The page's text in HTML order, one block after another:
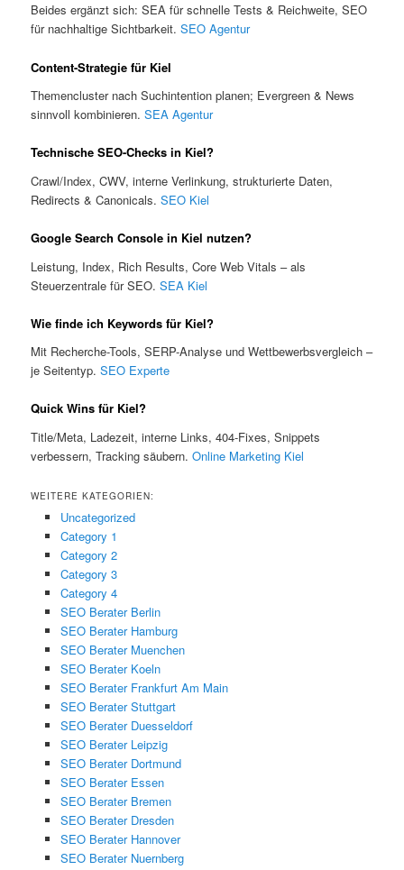
Beides ergänzt sich: SEA für schnelle Tests & Reichweite, SEO
für nachhaltige Sichtbarkeit.SEO Agentur
Content-Strategie für Kiel
Themencluster nach Suchintention planen; Evergreen & News
sinnvoll kombinieren.SEA Agentur
Technische SEO-Checks in Kiel?
Crawl/Index, CWV, interne Verlinkung, strukturierte Daten,
Redirects & Canonicals.SEO Kiel
Google Search Console in Kiel nutzen?
Leistung, Index, Rich Results, Core Web Vitals – als
Steuerzentrale für SEO.SEA Kiel
Wie finde ich Keywords für Kiel?
Mit Recherche-Tools, SERP-Analyse und Wettbewerbsvergleich –
je Seitentyp.SEO Experte
Quick Wins für Kiel?
Title/Meta, Ladezeit, interne Links, 404-Fixes, Snippets
verbessern, Tracking säubern.Online Marketing Kiel
WEITERE KATEGORIEN:
Uncategorized
Category 1
Category 2
Category 3
Category 4
SEO Berater Berlin
SEO Berater Hamburg
SEO Berater Muenchen
SEO Berater Koeln
SEO Berater Frankfurt Am Main
SEO Berater Stuttgart
SEO Berater Duesseldorf
SEO Berater Leipzig
SEO Berater Dortmund
SEO Berater Essen
SEO Berater Bremen
SEO Berater Dresden
SEO Berater Hannover
SEO Berater Nuernberg